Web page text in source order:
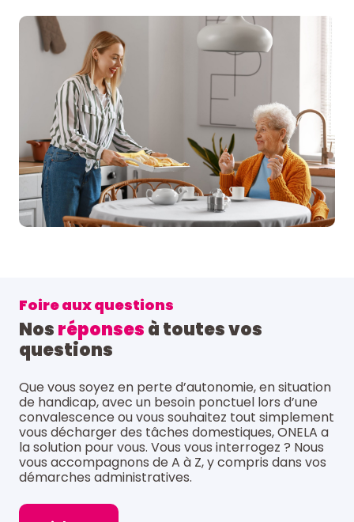
Foire aux questions
Nosréponsesà toutes vos
questions
Que vous soyez en perte d’autonomie, en situation
de handicap, avec un besoin ponctuel lors d’une
convalescence ou vous souhaitez tout simplement
vous décharger des tâches domestiques, ONELA a
la solution pour vous. Vous vous interrogez ? Nous
vous accompagnons de A à Z, y compris dans vos
démarches administratives.